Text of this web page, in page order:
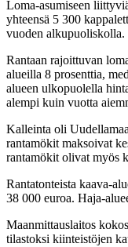
Loma-asumiseen
yhteensä 5 300
vuoden alkupuoliskolla.
Rantaan rajoittuvan
alueilla 8 prosenttia,
alueen ulkopuolella
alempi kuin vuotta
Kalleinta oli
rantamökit maksoivat
rantamökit olivat myös
Rantatonteista kaava-
38 000 euroa. Haja-
Maanmittauslaitos
tilastoksi kiinteistöjen